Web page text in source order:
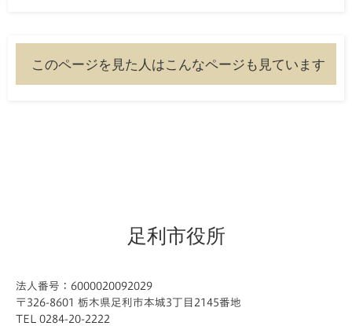
このページを見た人はこんなページも見ています
足利市役所
法人番号：6000020092029
〒326-8601 栃木県足利市本城3丁目2145番地
TEL 0284-20-2222